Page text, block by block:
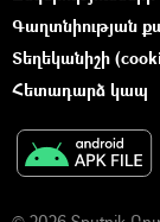
Գաղտնիության
Տեղեկանիշի
Հետադարձ կապ